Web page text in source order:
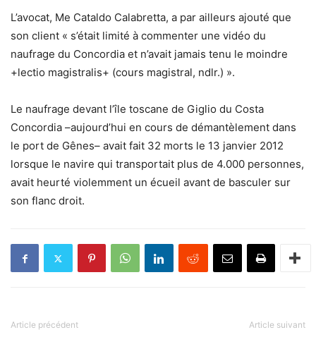
L’avocat, Me Cataldo Calabretta, a par ailleurs ajouté que
son client « s’était limité à commenter une vidéo du
naufrage du Concordia et n’avait jamais tenu le moindre
+lectio magistralis+ (cours magistral, ndlr.) ».
Le naufrage devant l’île toscane de Giglio du Costa
Concordia –aujourd’hui en cours de démantèlement dans
le port de Gênes– avait fait 32 morts le 13 janvier 2012
lorsque le navire qui transportait plus de 4.000 personnes,
avait heurté violemment un écueil avant de basculer sur
son flanc droit.
Article précédent Article suivant